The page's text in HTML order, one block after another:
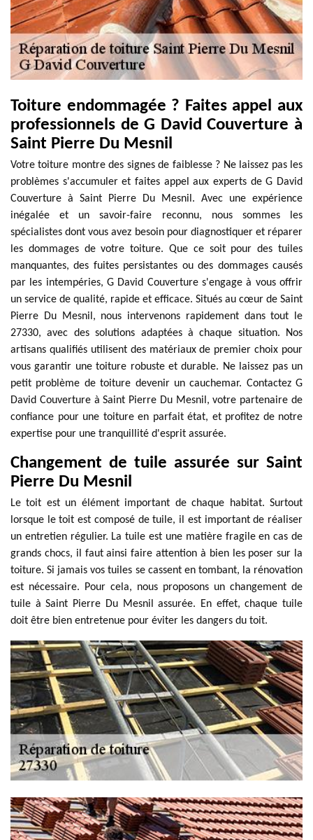
Toiture endommagée ? Faites appel aux
professionnels de G David Couverture à
Saint Pierre Du Mesnil
Votre toiture montre des signes de faiblesse ? Ne laissez pas les
problèmes s'accumuler et faites appel aux experts de G David
Couverture à Saint Pierre Du Mesnil. Avec une expérience
inégalée et un savoir-faire reconnu, nous sommes les
spécialistes dont vous avez besoin pour diagnostiquer et réparer
les dommages de votre toiture. Que ce soit pour des tuiles
manquantes, des fuites persistantes ou des dommages causés
par les intempéries, G David Couverture s'engage à vous offrir
un service de qualité, rapide et efficace. Situés au cœur de Saint
Pierre Du Mesnil, nous intervenons rapidement dans tout le
27330, avec des solutions adaptées à chaque situation. Nos
artisans qualifiés utilisent des matériaux de premier choix pour
vous garantir une toiture robuste et durable. Ne laissez pas un
petit problème de toiture devenir un cauchemar. Contactez G
David Couverture à Saint Pierre Du Mesnil, votre partenaire de
confiance pour une toiture en parfait état, et profitez de notre
expertise pour une tranquillité d'esprit assurée.
Changement de tuile assurée sur Saint
Pierre Du Mesnil
Le toit est un élément important de chaque habitat. Surtout
lorsque le toit est composé de tuile, il est important de réaliser
un entretien régulier. La tuile est une matière fragile en cas de
grands chocs, il faut ainsi faire attention à bien les poser sur la
toiture. Si jamais vos tuiles se cassent en tombant, la rénovation
est nécessaire. Pour cela, nous proposons un changement de
tuile à Saint Pierre Du Mesnil assurée. En effet, chaque tuile
doit être bien entretenue pour éviter les dangers du toit.